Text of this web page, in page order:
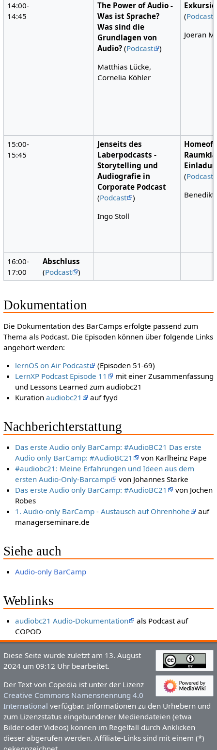
14:00-
14:45
The Power of Audio -
Was ist Sprache?
Was sind die
Grundlagen von
Audio? (Podcast
)
Matthias Lücke,
Cornelia Köhler
(Podcast
Joeran
15:00-
15:45
Jenseits des
Laberpodcasts -
Storytelling und
Audiografie in
Corporate Podcast
(Podcast
)
Ingo Stoll
(Podcast
Benedikt
16:00-
17:00
Abschluss
(Podcast )
Dokumentation
Die Dokumentation des BarCamps erfolgte passend zum
Thema als Podcast. Die Episoden können über folgende Links
angehört werden:
lernOS on Air Podcast
(Episoden 51-69)
LernXP Podcast Episode 11
mit einer Zusammenfassung
und Lessons Learned zum audiobc21
Kurationaudiobc21 auf fyyd
Nachberichterstattung
Das erste Audio only BarCamp: #AudioBC21 Das erste
Audio only BarCamp: #AudioBC21
von Karlheinz Pape
#audiobc21: Meine Erfahrungen und Ideen aus dem
ersten Audio-Only-Barcamp
von Johannes Starke
Das erste Audio only BarCamp: #AudioBC21
von Jochen
Robes
1. Audio-only BarCamp - Austausch auf Ohrenhöhe
auf
managerseminare.de
Siehe auch
Audio-only BarCamp
Weblinks
audiobc21 Audio-Dokumentation
als Podcast auf
COPOD
Diese Seite wurde zuletzt am 13. August
2024 um 09:12 Uhr bearbeitet.
Der Text von Copedia ist unter der Lizenz
Creative Commons Namensnennung 4.0
International verfügbar. Informationen zu den Urhebern und
zum Lizenzstatus eingebundener Mediendateien (etwa
Bilder oder Videos) können im Regelfall durch Anklicken
dieser abgerufen werden. Affiliate-Links sind mit einem (*)